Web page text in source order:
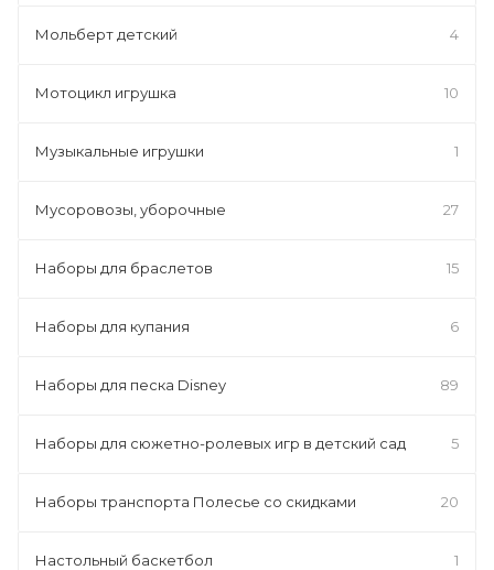
Мольберт детский 4
Мотоцикл игрушка 10
Музыкальные игрушки 1
Мусоровозы, уборочные 27
Наборы для браслетов 15
Наборы для купания 6
Наборы для песка Disney 89
Наборы для сюжетно-ролевых игр в детский сад 5
Наборы транспорта Полесье со скидками 20
Настольный баскетбол 1